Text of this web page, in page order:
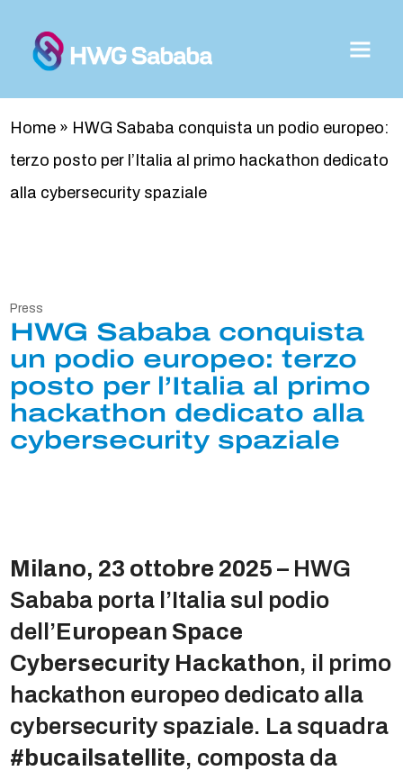
Home » HWG Sababa conquista un podio europeo:
terzo posto per l’Italia al primo hackathon dedicato
alla cybersecurity spaziale
Press
HWG Sababa conquista
un podio europeo: terzo
posto per l’Italia al primo
hackathon dedicato alla
cybersecurity spaziale
Milano, 23 ottobre 2025 – HWG
Sababa porta l’Italia sul podio
dell’European Space
Cybersecurity Hackathon, il primo
hackathon europeo dedicato alla
cybersecurity spaziale. La squadra
#bucailsatellite, composta da